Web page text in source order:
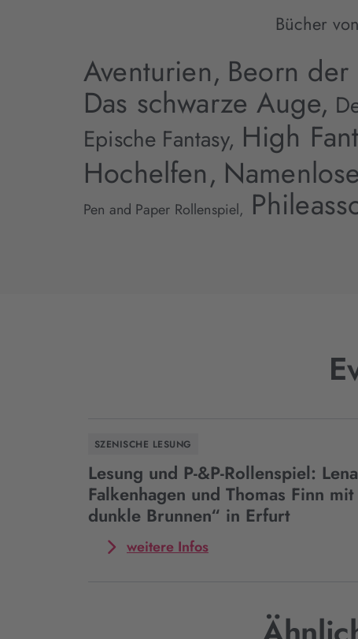
Bücher
Aventurien, Beorn
Das schwarze Auge,
Epische Fantasy, High
Hochelfen,
Pen and Paper Rollenspiel,
SZENISCHE LESUNG
Lesung und P-&P-Rollenspiel: Lena
Falkenhagen und Thomas Finn
dunkle Brunnen“ in Erfurt
weitere InfosMehr